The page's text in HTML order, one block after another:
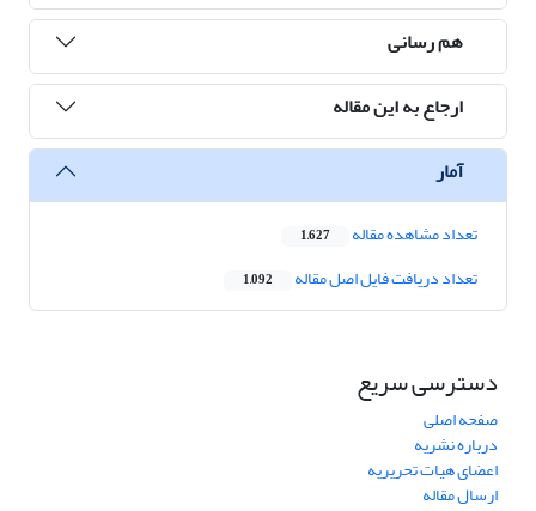
هم رسانی
ارجاع به این مقاله
آمار
تعداد مشاهده مقاله 1,627
تعداد دریافت فایل اصل مقاله 1,092
دسترسی سریع
صفحه اصلی
درباره نشریه
اعضای هیات تحریریه
ارسال مقاله